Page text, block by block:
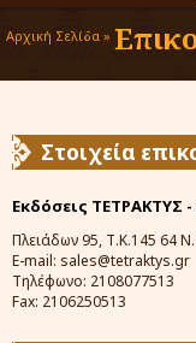
Αρχική Σελίδα »
Στοιχεία
Εκδόσεις
Πλειάδων 95, Τ.Κ.145 64
E-mail: sales@tetraktys.gr
Τηλέφωνο: 2108077513
Fax: 2106250513